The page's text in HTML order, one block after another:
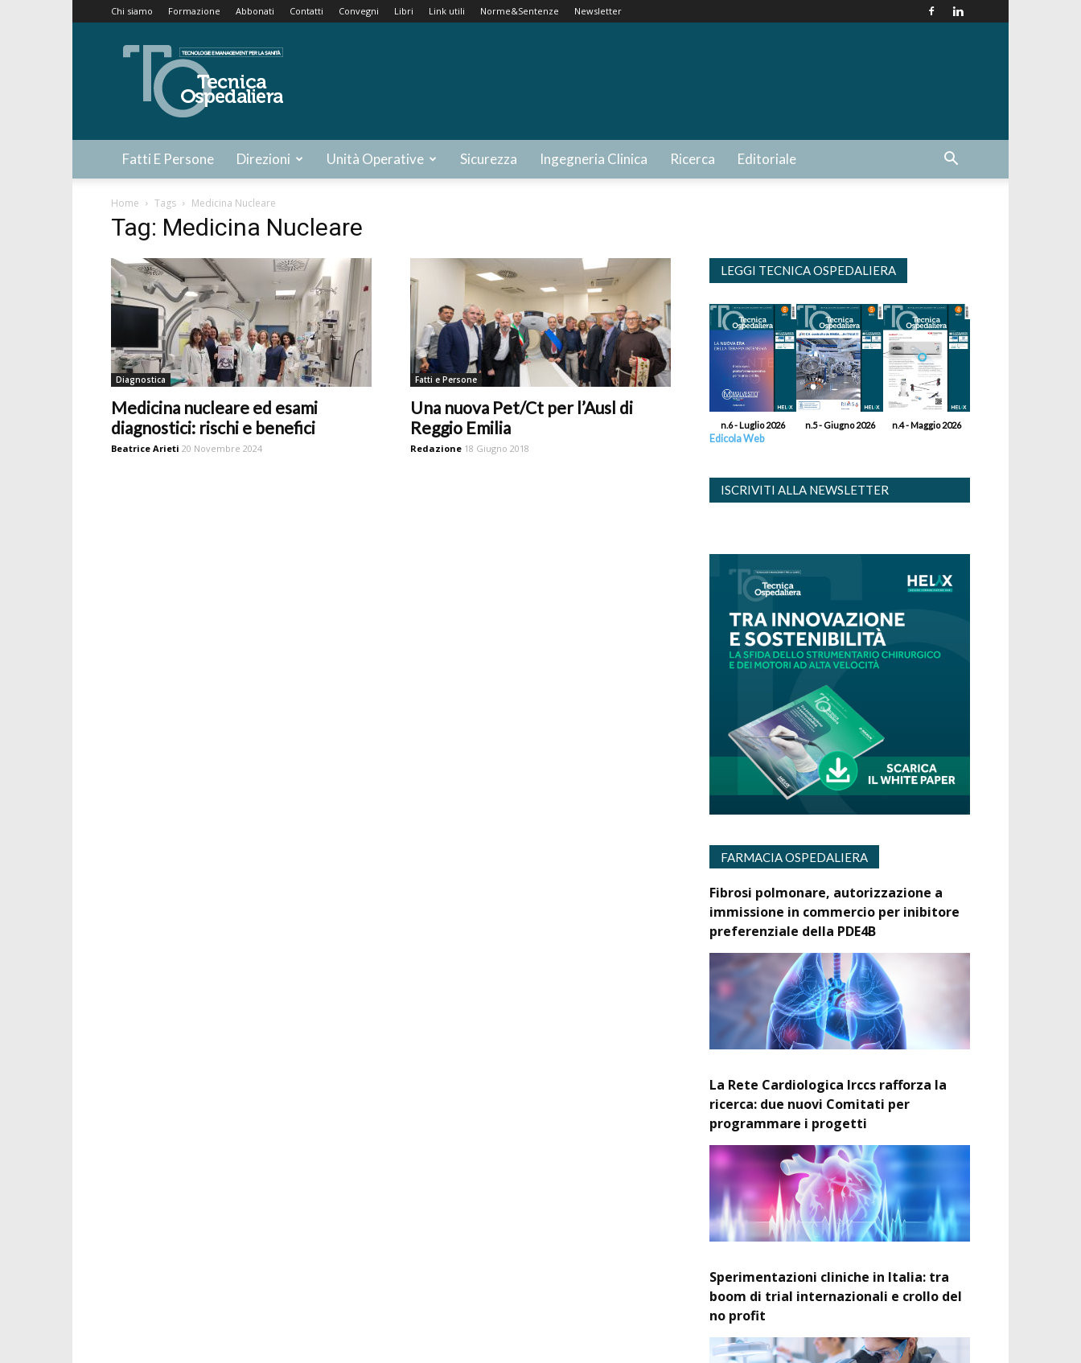
Chi siamo Formazione Abbonati Contatti Convegni Libri Link utili Norme&Sentenze Newsletter
Tecnica
Ospedaliera
Fatti E Persone Direzioni Unità Operative Sicurezza Ingegneria Clinica Ricerca Editoriale
Home Tags Medicina Nucleare
Tag: Medicina Nucleare
Diagnostica
Medicina nucleare ed esami
diagnostici: rischi e benefici
Beatrice Arieti 20 Novembre 2024
Fatti e Persone
Una nuova Pet/Ct per l’Ausl di
Reggio Emilia
Redazione 18 Giugno 2018
LEGGI TECNICA OSPEDALIERA
n.6 - Luglio 2026 n.5 - Giugno 2026 n.4 - Maggio 2026
Edicola Web
ISCRIVITI ALLA NEWSLETTER
FARMACIA OSPEDALIERA
Fibrosi polmonare, autorizzazione a
immissione in commercio per inibitore
preferenziale della PDE4B
La Rete Cardiologica Irccs rafforza la
ricerca: due nuovi Comitati per
programmare i progetti
Sperimentazioni cliniche in Italia: tra
boom di trial internazionali e crollo del
no profit